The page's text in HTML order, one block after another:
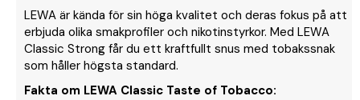
LEWA är kända för sin höga kvalitet och deras fokus på att
erbjuda olika smakprofiler och nikotinstyrkor. Med LEWA
Classic Strong får du ett kraftfullt snus med tobakssnak
som håller högsta standard.
Fakta om LEWA Classic Taste of Tobacco: